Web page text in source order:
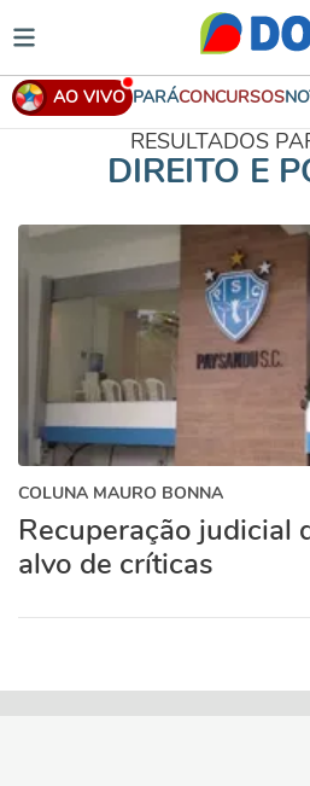
AO VIVO PARÁCONCURSOS
RESULTADOS
DIREITO E
COLUNA MAURO BONNA
Recuperação judicial
alvo de críticas